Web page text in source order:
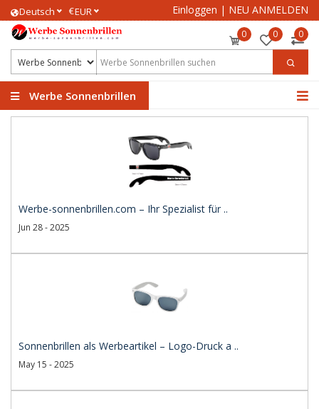
Deutsch €EUR Einloggen | NEU ANMELDEN
0 0 0
Werbe Sonnenbrillen
Werbe-sonnenbrillen.com – Ihr Spezialist für ..
Jun 28 - 2025
Sonnenbrillen als Werbeartikel – Logo-Druck a ..
May 15 - 2025